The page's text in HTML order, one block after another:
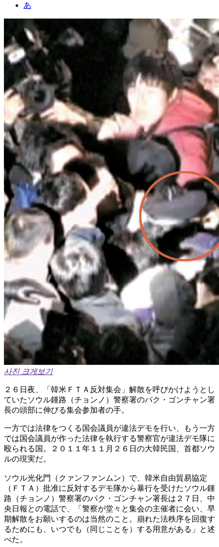
あ
사진 크게보기
２６日夜、「韓米ＦＴＡ反対集会」解散を呼びかけようとし
ていたソウル鍾路（チョンノ）警察署のパク・ゴンチャン署
長の頭部に伸びる集会参加者の手。
一方では法律をつくる国会議員が違法デモを行い、もう一方
では国会議員が作った法律を執行する警察官が違法デモ隊に
殴られる国。２０１１年１１月２６日の大韓民国、首都ソウ
ルの現実だ。
ソウル光化門（クァンファンムン）で、韓米自由貿易協定
（ＦＴＡ）批准に反対するデモ隊から暴行を受けたソウル鍾
路（チョンノ）警察署のパク・ゴンチャン署長は２７日、中
央日報との電話で、「警察が堂々と集会の主催者に会い、早
期解散をお願いするのは当然のこと。崩れた法秩序を回復す
るためにも、いつでも（同じことを）する用意がある」と述
べた。